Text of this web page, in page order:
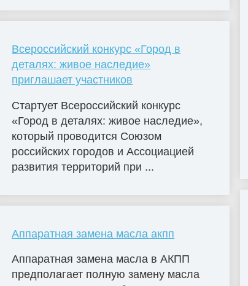
Всероссийский конкурс «Город в
деталях: живое наследие»
приглашает участников
Стартует Всероссийский конкурс
«Город в деталях: живое наследие»,
который проводится Союзом
российских городов и Ассоциацией
развития территорий при ...
Аппаратная замена масла акпп
Аппаратная замена масла в АКПП
предполагает полную замену масла